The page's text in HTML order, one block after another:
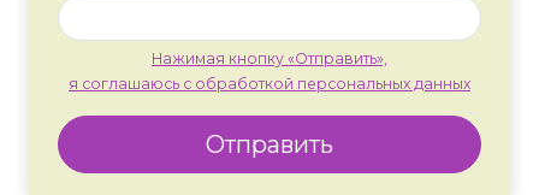
Нажимая кнопку «Отправить»,
я соглашаюсь с обработкой персональных данных
Отправить